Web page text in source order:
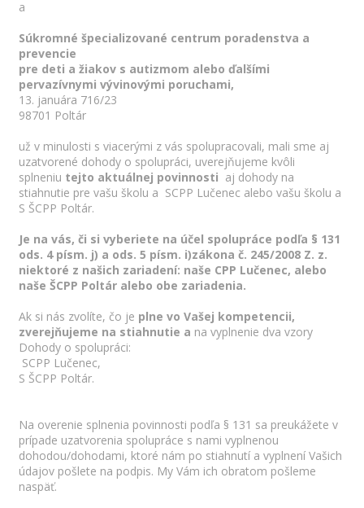
a
Súkromné špecializované centrum poradenstva a
prevencie
pre deti a žiakov s autizmom alebo ďalšími
pervazívnymi vývinovými poruchami,
13. januára 716/23
98701 Poltár
už v minulosti s viacerými z vás spolupracovali, mali sme aj
uzatvorené dohody o spolupráci, uverejňujeme kvôli
splneniu tejto aktuálnej povinnosti aj dohody na
stiahnutie pre vašu školu a SCPP Lučenec alebo vašu školu a
S ŠCPP Poltár.
Je na vás, či si vyberiete na účel spolupráce podľa § 131
ods. 4 písm. j) a ods. 5 písm. i)zákona č. 245/2008 Z. z.
niektoré z našich zariadení: naše CPP Lučenec, alebo
naše ŠCPP Poltár alebo obe zariadenia.
Ak si nás zvolíte, čo je plne vo Vašej kompetencii,
zverejňujeme na stiahnutie a na vyplnenie dva vzory
Dohody o spolupráci:
SCPP Lučenec,
S ŠCPP Poltár.
Na overenie splnenia povinnosti podľa § 131 sa preukážete v
prípade uzatvorenia spolupráce s nami vyplnenou
dohodou/dohodami, ktoré nám po stiahnutí a vyplnení Vašich
údajov pošlete na podpis. My Vám ich obratom pošleme
naspäť.